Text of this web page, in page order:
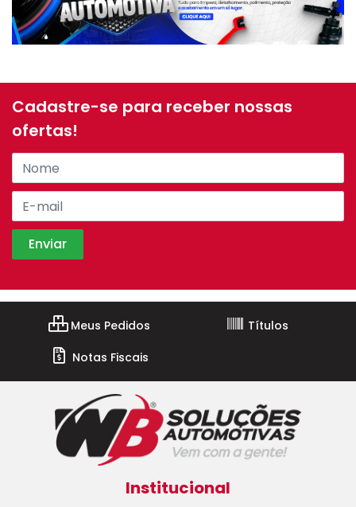
Cadastre-se para receber nossas
ofertas!
Meus Pedidos
Títulos
Notas Fiscais
Institucional